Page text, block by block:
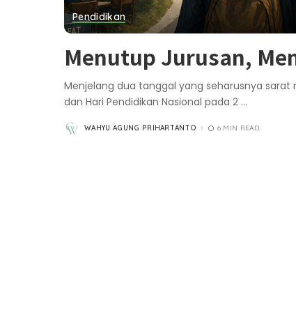
Pendidikan
Menutup Jurusan,
Menjelang dua tanggal yang seharusnya sarat
dan Hari Pendidikan Nasional pada 2 ...
POSTED
BY
WAHYU AGUNG PRIHARTANTO 6 MIN READ